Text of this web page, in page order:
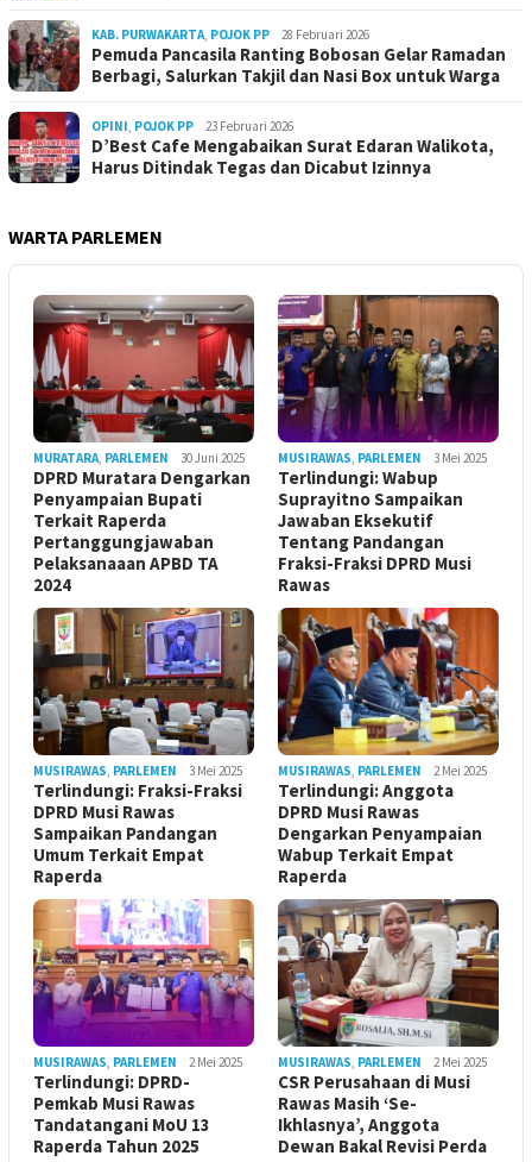
KAB. PURWAKARTA, POJOK PP 28 Februari 2026
Pemuda Pancasila Ranting Bobosan Gelar Ramadan
Berbagi, Salurkan Takjil dan Nasi Box untuk Warga
OPINI, POJOK PP 23 Februari 2026
D’Best Cafe Mengabaikan Surat Edaran Walikota,
Harus Ditindak Tegas dan Dicabut Izinnya
WARTA PARLEMEN
MURATARA, PARLEMEN 30 Juni 2025
DPRD Muratara Dengarkan
Penyampaian Bupati
Terkait Raperda
Pertanggungjawaban
Pelaksanaaan APBD TA
2024
MUSIRAWAS, PARLEMEN 3 Mei 2025
Terlindungi: Wabup
Suprayitno Sampaikan
Jawaban Eksekutif
Tentang Pandangan
Fraksi-Fraksi DPRD Musi
Rawas
MUSIRAWAS, PARLEMEN 3 Mei 2025
Terlindungi: Fraksi-Fraksi
DPRD Musi Rawas
Sampaikan Pandangan
Umum Terkait Empat
Raperda
MUSIRAWAS, PARLEMEN 2 Mei 2025
Terlindungi: Anggota
DPRD Musi Rawas
Dengarkan Penyampaian
Wabup Terkait Empat
Raperda
MUSIRAWAS, PARLEMEN 2 Mei 2025
Terlindungi: DPRD-
Pemkab Musi Rawas
Tandatangani MoU 13
Raperda Tahun 2025
MUSIRAWAS, PARLEMEN 2 Mei 2025
CSR Perusahaan di Musi
Rawas Masih ‘Se-
Ikhlasnya’, Anggota
Dewan Bakal Revisi Perda ‎